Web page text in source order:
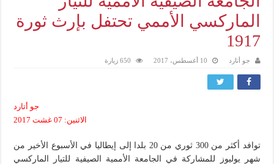
الماركسي الأممي تحتفل بإرث ثورة
1917
جو أتارد 10 أغسطس، 2017 650 زيارة
جو أتارد
الاثنين: 07 غشت 2017
توافد أكثر من 300 ثوري من 20 بلدا إلى إيطاليا في الأسبوع الأخير من
شهر يوليوز للمشاركة في الجامعة الأممية الصيفية للتيار الماركسي